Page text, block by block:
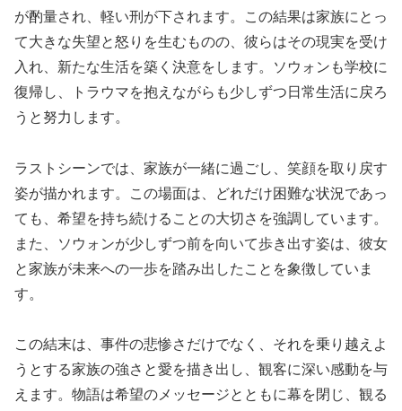
が酌量され、軽い刑が下されます。この結果は家族にとっ
て大きな失望と怒りを生むものの、彼らはその現実を受け
入れ、新たな生活を築く決意をします。ソウォンも学校に
復帰し、トラウマを抱えながらも少しずつ日常生活に戻ろ
うと努力します。
ラストシーンでは、家族が一緒に過ごし、笑顔を取り戻す
姿が描かれます。この場面は、どれだけ困難な状況であっ
ても、希望を持ち続けることの大切さを強調しています。
また、ソウォンが少しずつ前を向いて歩き出す姿は、彼女
と家族が未来への一歩を踏み出したことを象徴していま
す。
この結末は、事件の悲惨さだけでなく、それを乗り越えよ
うとする家族の強さと愛を描き出し、観客に深い感動を与
えます。物語は希望のメッセージとともに幕を閉じ、観る